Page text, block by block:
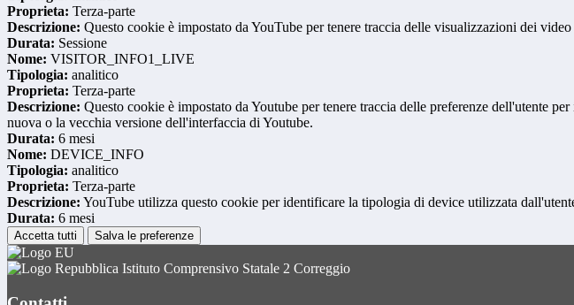
Proprieta: Terza-parte
Descrizione: Questo cookie è impostato da YouTube per tenere traccia delle visualizzazioni dei
Durata: Sessione
Nome: VISITOR_INFO1_LIVE
Tipologia: analitico
Proprieta: Terza-parte
Descrizione: Questo cookie è impostato da Youtube per tenere traccia delle preferenze dell'utente
nuova o la vecchia versione dell'interfaccia di Youtube.
Durata: 6 mesi
Nome: DEVICE_INFO
Tipologia: analitico
Proprieta: Terza-parte
Descrizione: YouTube utilizza questo cookie per identificare la tipologia di device utilizzata
Durata: 6 mesi
Accetta tutti Salva le preferenze
Istituto Comprensivo Statale 2 Correggio